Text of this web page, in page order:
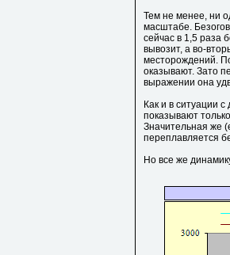
Тем не менее, ни
масштабе.
сейчас в 1,5 раза
вывозит, а во-
месторождений.
оказывают. Зато
выражении она
Как и в ситуации
показывают
Значительная же
переплавляется
Но все же